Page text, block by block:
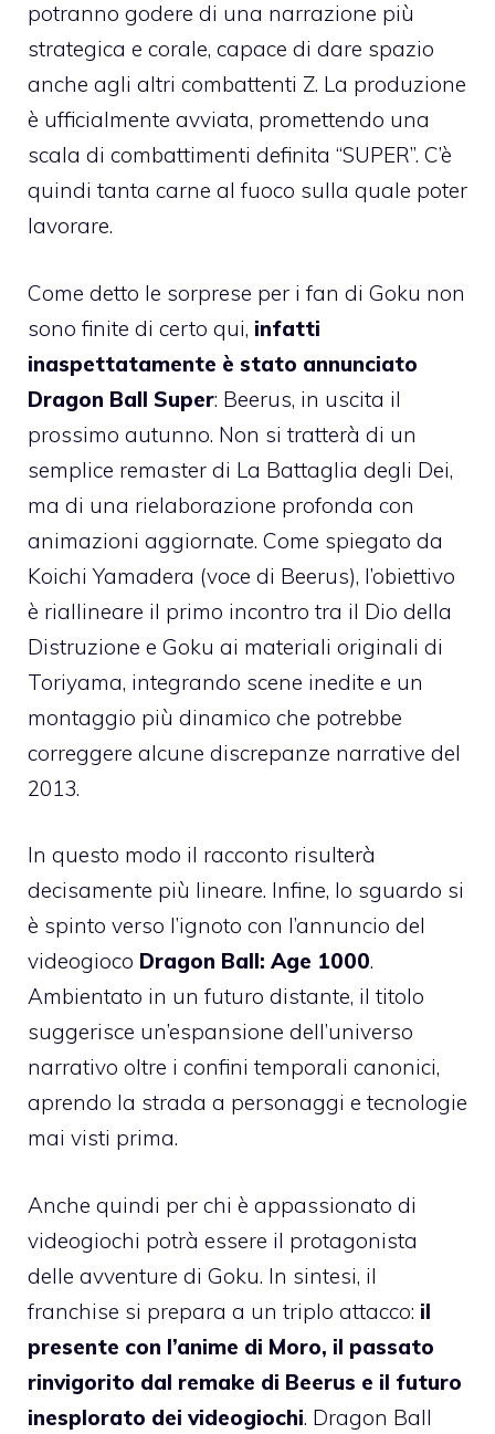
potranno godere di una narrazione più
strategica e corale, capace di dare spazio
anche agli altri combattenti Z. La produzione
è ufficialmente avviata, promettendo una
scala di combattimenti definita “SUPER”. C’è
quindi tanta carne al fuoco sulla quale poter
lavorare.
Come detto le sorprese per i fan di Goku non
sono finite di certo qui, infatti
inaspettatamente è stato annunciato
Dragon Ball Super: Beerus, in uscita il
prossimo autunno. Non si tratterà di un
semplice remaster di La Battaglia degli Dei,
ma di una rielaborazione profonda con
animazioni aggiornate. Come spiegato da
Koichi Yamadera (voce di Beerus), l’obiettivo
è riallineare il primo incontro tra il Dio della
Distruzione e Goku ai materiali originali di
Toriyama, integrando scene inedite e un
montaggio più dinamico che potrebbe
correggere alcune discrepanze narrative del
2013.
In questo modo il racconto risulterà
decisamente più lineare. Infine, lo sguardo si
è spinto verso l’ignoto con l’annuncio del
videogioco Dragon Ball: Age 1000.
Ambientato in un futuro distante, il titolo
suggerisce un’espansione dell’universo
narrativo oltre i confini temporali canonici,
aprendo la strada a personaggi e tecnologie
mai visti prima.
Anche quindi per chi è appassionato di
videogiochi potrà essere il protagonista
delle avventure di Goku. In sintesi, il
franchise si prepara a un triplo attacco: il
presente con l’anime di Moro, il passato
rinvigorito dal remake di Beerus e il futuro
inesplorato dei videogiochi. Dragon Ball